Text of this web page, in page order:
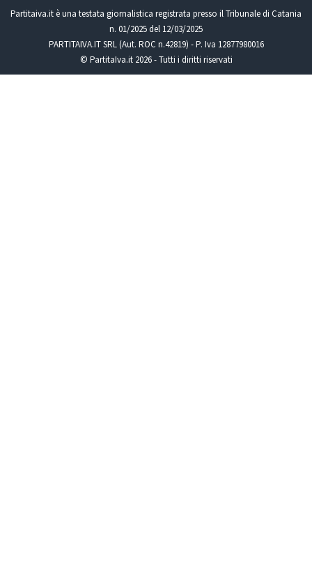
Partitaiva.it è una testata giornalistica registrata presso il Tribunale di Catania
n. 01/2025 del 12/03/2025
PARTITAIVA.IT SRL (Aut. ROC n.42819) - P. Iva 12877980016
© PartitaIva.it 2026 - Tutti i diritti riservati